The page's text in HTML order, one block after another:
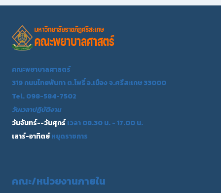
คณะพยาบาลศาสตร์
319 ถนนไทยพันทา ต.โพธิ์ อ.เมือง จ.ศรีสะเกษ 33000
Tel. 098-584-7502
วันเวลาปฏิบัติงาน
วันจันทร์--วันศุกร์เวลา 08.30 น. - 17.00 น.
เสาร์-อาทิตย์หยุดราชการ
คณะ/หน่วยงานภายใน